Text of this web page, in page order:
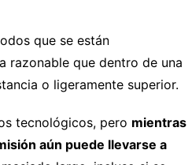
que se están
razonable que dentro de una
o ligeramente superior.
tecnológicos, pero mientras
aún puede llevarse a